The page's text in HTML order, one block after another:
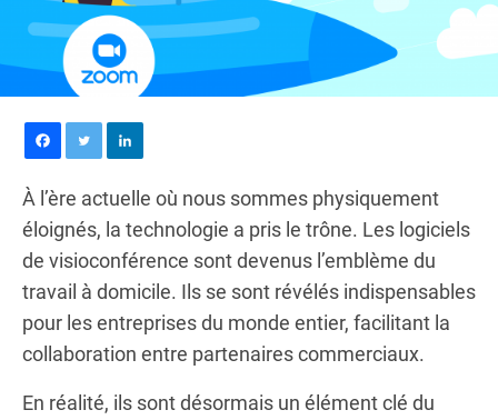
À l’ère actuelle où nous sommes physiquement
éloignés, la technologie a pris le trône. Les logiciels
de visioconférence sont devenus l’emblème du
travail à domicile. Ils se sont révélés indispensables
pour les entreprises du monde entier, facilitant la
collaboration entre partenaires commerciaux.
En réalité, ils sont désormais un élément clé du